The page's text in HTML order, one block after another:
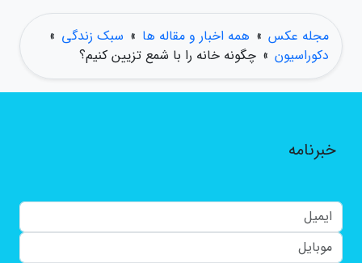
مجله عکس » همه اخبار و مقاله ها » سبک زندگی »
دکوراسیون » چگونه خانه را با شمع تزیین کنیم؟
خبرنامه